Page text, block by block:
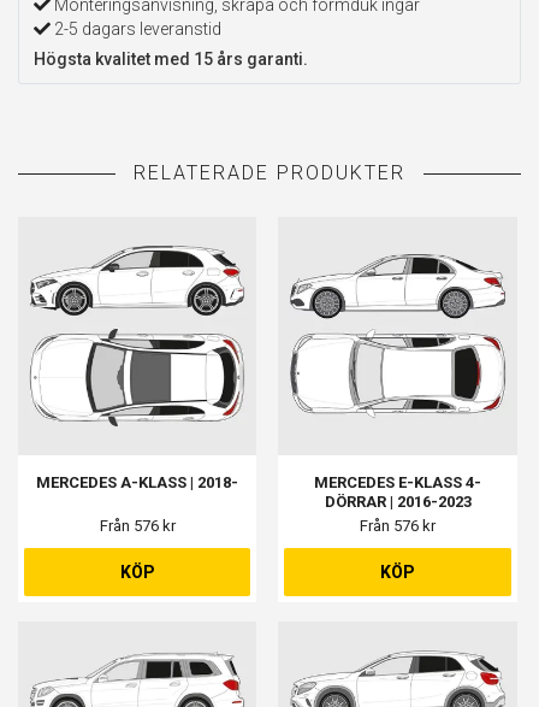
Monteringsanvisning, skrapa och formduk ingår
2-5 dagars leveranstid
Högsta kvalitet med 15 års garanti.
MERCEDES A-KLASS | 2018-
Från 576 kr
KÖP
MERCEDES E-KLASS 4-
DÖRRAR | 2016-2023
Från 576 kr
KÖP